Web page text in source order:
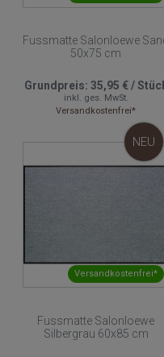
Fussmatte Salonloewe
50x75 cm
Grundpreis: 35,95 €/
inkl. ges. MwSt.
Versandkostenfrei*
Versandkostenfrei*
NEU
Fussmatte Salonloewe
Silbergrau 60x85 cm